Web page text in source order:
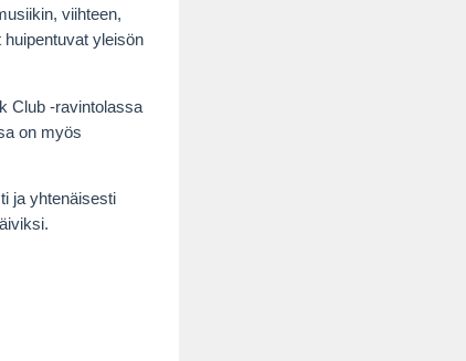
viihteen,
yleisön
Club -ravintolassa
on myös
ja yhtenäisesti